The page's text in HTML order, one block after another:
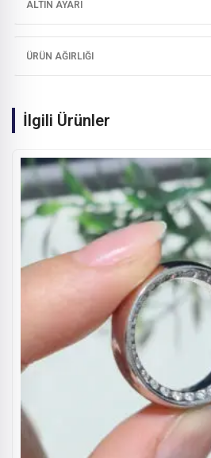
ALTIN AYARI
ÜRÜN AĞIRLIĞI
İlgili Ürünler